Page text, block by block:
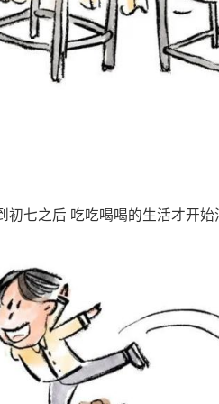
初七之后 吃吃喝喝的生活才开始